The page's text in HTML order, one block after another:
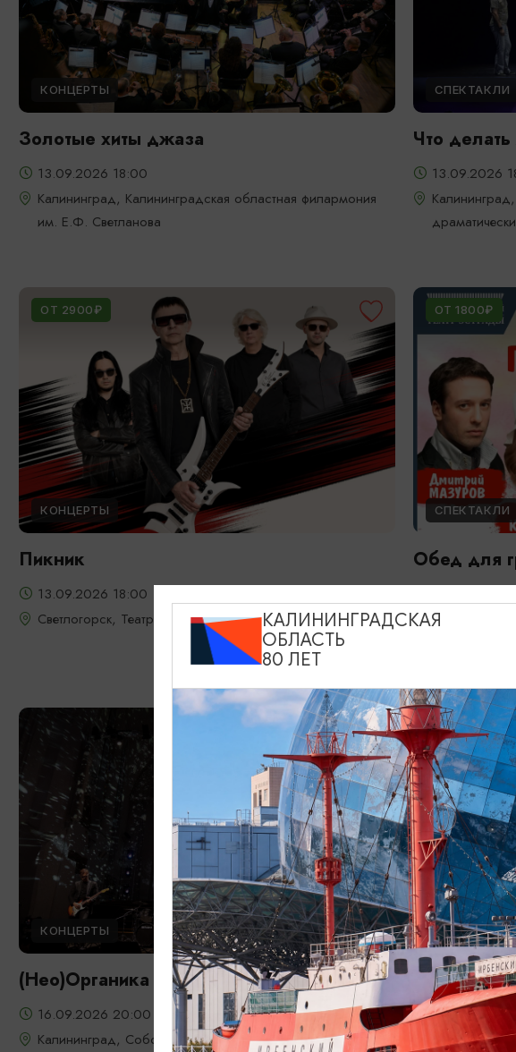
КОНЦЕРТЫ
Золотые хиты джаза
13.09.2026 18:00
Калининград, Калининградская областная филармония
им. Е.Ф. Светланова
СПЕКТАКЛИ
Что
13.09.2026
ОТ 2900₽
КОНЦЕРТЫ
Пикник
13.09.2026 18:00
Светлогорск, Театр эстрады «Янтарь-холл»
ОТ 1800₽
СПЕКТАКЛИ
Обед для
Калининград,
КОНЦЕРТЫ
(Нео)Органика 3.0
16.09.2026 20:00
Калининград, Собор на острове Канта
ОТ 500₽
СПЕКТАКЛИ
Пижама
16.09.2026
КАЛИНИНГРАДСКАЯ
ОБЛАСТЬ
80 ЛЕТ